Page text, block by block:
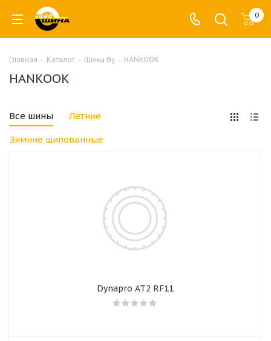
0
Главная - Каталог - Шины бу - HANKOOK
HANKOOK
Все шины Летние
Зимние шипованные
Dynapro AT2 RF11